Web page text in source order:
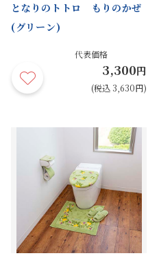
となりのトトロ もりのかぜ
(グリーン)
代表価格
3,300円
(税込 3,630円)